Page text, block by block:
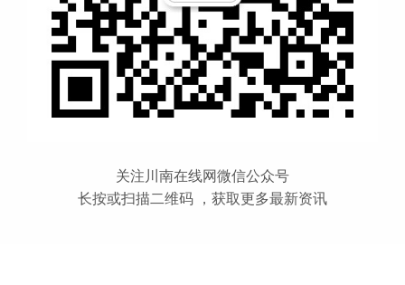
关注川南在线网微信公众号
长按或扫描二维码 ，获取更多最新资讯